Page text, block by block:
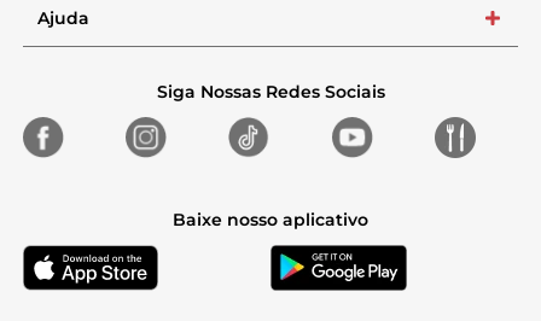
Ajuda +
Siga Nossas Redes Sociais
Baixe nosso aplicativo